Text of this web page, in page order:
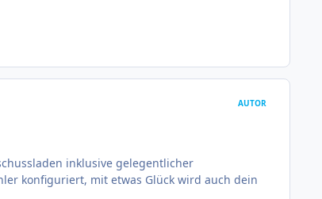
AUTOR
inklusive gelegentlicher
konfiguriert, mit etwas Glück wird auch dein